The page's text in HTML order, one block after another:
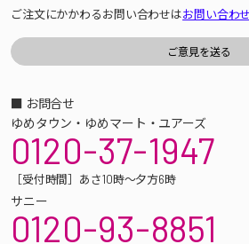
ご注文にかかわるお問い合わせはお問い合わ
■ お問合せ
ゆめタウン・ゆめマート・ユアーズ
0120-37-1947
［受付時間］あさ10時～夕方6時
サニー
0120-93-8851